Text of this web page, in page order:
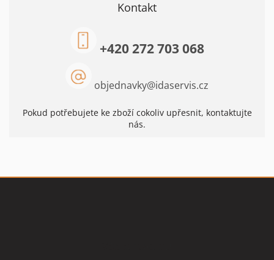
Kontakt
objednavky@idaservis.cz
+420 272 703 068
Pokud potřebujete ke zboží cokoliv upřesnit, kontaktujte
nás.
Z